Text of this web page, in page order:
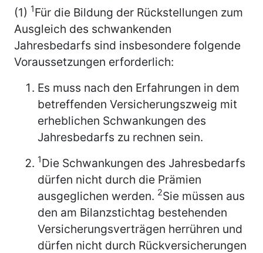
(1) 1Für die Bildung der Rückstellungen zum
Ausgleich des schwankenden
Jahresbedarfs sind insbesondere folgende
Voraussetzungen erforderlich:
Es muss nach den Erfahrungen in dem
betreffenden Versicherungszweig mit
erheblichen Schwankungen des
Jahresbedarfs zu rechnen sein.
1Die Schwankungen des Jahresbedarfs
dürfen nicht durch die Prämien
ausgeglichen werden. 2Sie müssen aus
den am Bilanzstichtag bestehenden
Versicherungsverträgen herrühren und
dürfen nicht durch Rückversicherungen